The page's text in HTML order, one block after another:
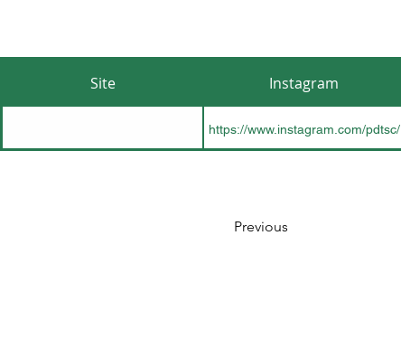
Site Instagram
https://www.instagram.com/pdtsc/
Previous